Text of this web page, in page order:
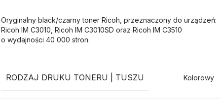
Oryginalny black/czarny toner Ricoh, przeznaczony do urządzeń:
Ricoh IM C3010, Ricoh IM C3010SD oraz Ricoh IM C3510
o wydajności 40 000 stron.
RODZAJ DRUKU TONERU | TUSZU Kolorowy